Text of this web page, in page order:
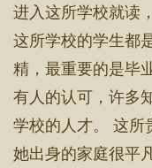
进入这所学校就读
这所学校的学生都
精，最重要的是毕
有人的认可，许多
学校的人才。 这所
她出身的家庭很平